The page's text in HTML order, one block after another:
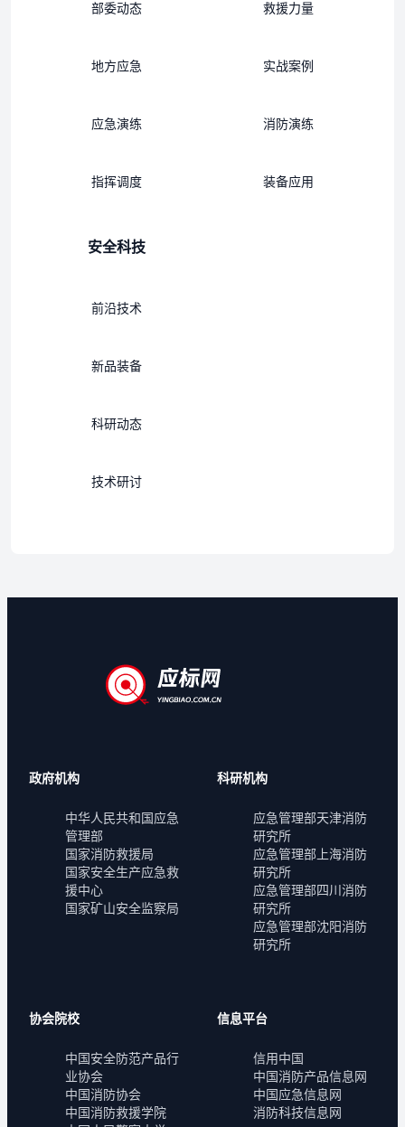
部委动态
地方应急
应急演练
指挥调度
救援力量
实战案例
消防演练
装备应用
安全科技
前沿技术
新品装备
科研动态
技术研讨
政府机构
中华人民共和国应急
管理部
国家消防救援局
国家安全生产应急救
援中心
国家矿山安全监察局
科研机构
应急管理部天津消防
研究所
应急管理部上海消防
研究所
应急管理部四川消防
研究所
应急管理部沈阳消防
研究所
协会院校
中国安全防范产品行
业协会
中国消防协会
中国消防救援学院
信息平台
信用中国
中国消防产品信息网
中国应急信息网
消防科技信息网